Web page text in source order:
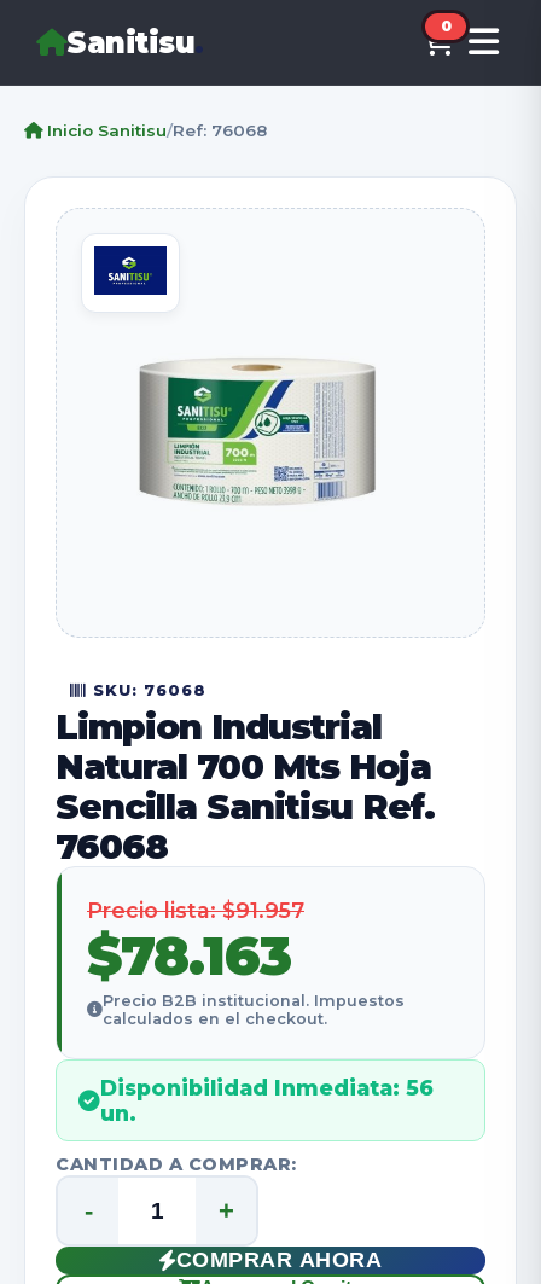
Sanitisu 0
Inicio Sanitisu/Ref: 76068
SKU: 76068
Limpion Industrial
Natural 700 Mts Hoja
Sencilla Sanitisu Ref.
76068
Precio lista: $91.957
$78.163
Precio B2B institucional. Impuestos
calculados en el checkout.
Disponibilidad Inmediata: 56
un.
CANTIDAD A COMPRAR:
- +
COMPRAR AHORA